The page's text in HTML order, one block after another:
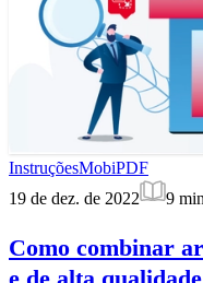
InstruçõesMobiPDF
19 de dez. de 2022
9 min
Como combinar